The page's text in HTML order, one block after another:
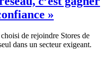
»
de rejoindre Stores de
dans un secteur exigeant.